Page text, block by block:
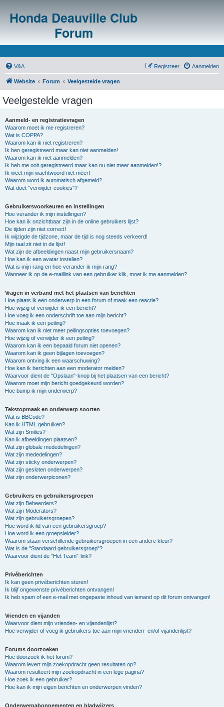
Honda Deauville Club
Forum
V&A Aanmelden
Registreer
Website Forum Veelgestelde vragen
Veelgestelde vragen
Aanmeld- en registratievragen
Waarom moet ik me registreren?
Wat is COPPA?
Waarom kan ik niet registreren?
Ik ben geregistreerd maar kan niet aanmelden!
Waarom kan ik niet aanmelden?
Ik heb me ooit geregistreerd maar kan nu niet meer aanmelden!?
Ik weet mijn wachtwoord niet meer!
Waarom word ik automatisch afgemeld?
Wat doet "verwijder cookies"?
Gebruikersvoorkeuren en instellingen
Hoe verander ik mijn instellingen?
Hoe kan ik onzichtbaar zijn in de online gebruikers lijst?
De tijden zijn niet correct!
Ik wijzigde de tijdzone, maar de tijd is nog steeds verkeerd!
Mijn taal zit niet in de lijst!
Wat zijn de afbeeldingen naast mijn gebruikersnaam?
Hoe kan ik een avatar instellen?
Wat is mijn rang en hoe verander ik mijn rang?
Wanneer ik op de e-maillink van een gebruiker klik, moet ik me aanmelden?
Vragen in verband met het plaatsen van berichten
Hoe plaats ik een onderwerp in een forum of maak een reactie?
Hoe wijzig of verwijder ik een bericht?
Hoe voeg ik een onderschrift toe aan mijn bericht?
Hoe maak ik een peiling?
Waarom kan ik niet meer peilingsopties toevoegen?
Hoe wijzig of verwijder ik een peiling?
Waarom kan ik een bepaald forum niet openen?
Waarom kan ik geen bijlagen toevoegen?
Waarom ontving ik een waarschuwing?
Hoe kan ik berichten aan een moderator melden?
Waarvoor dient de "Opslaan"-knop bij het plaatsen van een bericht?
Waarom moet mijn bericht goedgekeurd worden?
Hoe bump ik mijn onderwerp?
Tekstopmaak en onderwerp soorten
Wat is BBCode?
Kan ik HTML gebruiken?
Wat zijn Smilies?
Kan ik afbeeldingen plaatsen?
Wat zijn globale mededelingen?
Wat zijn mededelingen?
Wat zijn sticky onderwerpen?
Wat zijn gesloten onderwerpen?
Wat zijn onderwerpiconen?
Gebruikers en gebruikersgroepen
Wat zijn Beheerders?
Wat zijn Moderators?
Wat zijn gebruikersgroepen?
Hoe word ik lid van een gebruikersgroep?
Hoe word ik een groepsleider?
Waarom staan verschillende gebruikersgroepen in een andere kleur?
Wat is de "Standaard gebruikersgroep"?
Waarvoor dient de "Het Team"-link?
Privéberichten
Ik kan geen privéberichten sturen!
Ik blijf ongewenste privéberichten ontvangen!
Ik heb spam of een e-mail met ongepaste inhoud van iemand op dit forum ontvangen!
Vrienden en vijanden
Waarvoor dient mijn vrienden- en vijandenlijst?
Hoe verwijder of voeg ik gebruikers toe aan mijn vrienden- en/of vijandenlijst?
Forums doorzoeken
Hoe doorzoek ik het forum?
Waarom levert mijn zoekopdracht geen resultaten op?
Waarom resulteert mijn zoekopdracht in een lege pagina?
Hoe zoek ik een gebruiker?
Hoe kan ik mijn eigen berichten en onderwerpen vinden?
Onderwerpabonnementen en bladwijzers